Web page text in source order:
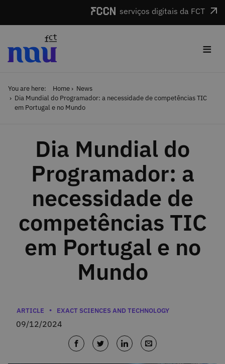
serviços digitais da FCT
≡
You are here: Home
News
Dia Mundial do Programador: a necessidade de competências TIC
em Portugal e no Mundo
Dia Mundial do
Programador: a
necessidade de
competências TIC
em Portugal e no
Mundo
Categories
ARTICLE EXACT SCIENCES AND TECHNOLOGY
09/12/2024